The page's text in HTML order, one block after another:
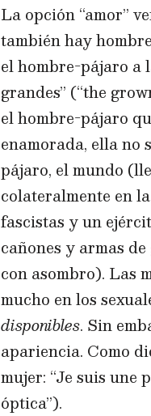
La opción “amor”
también hay
el hombre-pájaro a
grandes” (“the
el hombre-pájaro
enamorada, ella no
pájaro, el mundo
colateralmente en
fascistas y un
cañones y armas
con asombro). Las
mucho en los
disponibles. Sin
apariencia. Como
mujer: “Je suis une
óptica”).